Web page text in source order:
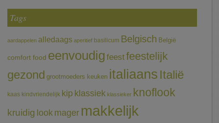
Tags
aardappelen alledaags aperitief basilicum Belgisch België
comfort food eenvoudig feestfeestelijk
gezond grootmoeders keuken italiaans Italië
kaas kindvriendelijk kip klassiek klassieker knoflook
kruidig look mager makkelijk